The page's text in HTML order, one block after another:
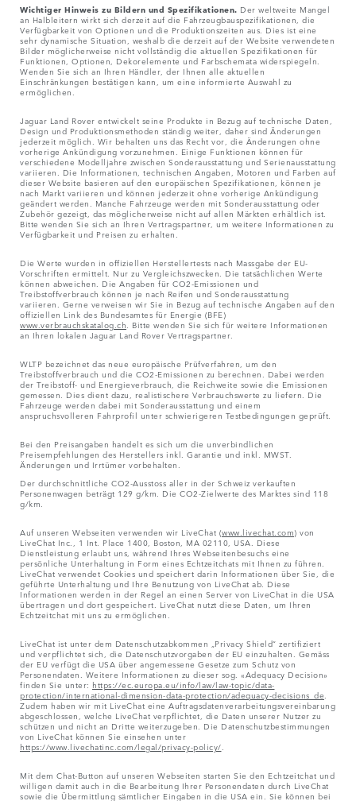
Wichtiger Hinweis zu Bildern und Spezifikationen. Der weltweite Mangel
an Halbleitern wirkt sich derzeit auf die Fahrzeugbauspezifikationen, die
Verfügbarkeit von Optionen und die Produktionszeiten aus. Dies ist eine
sehr dynamische Situation, weshalb die derzeit auf der Website verwendeten
Bilder möglicherweise nicht vollständig die aktuellen Spezifikationen für
Funktionen, Optionen, Dekorelemente und Farbschemata widerspiegeln.
Wenden Sie sich an Ihren Händler, der Ihnen alle aktuellen
Einschränkungen bestätigen kann, um eine informierte Auswahl zu
ermöglichen.
Jaguar Land Rover entwickelt seine Produkte in Bezug auf technische Daten,
Design und Produktionsmethoden ständig weiter, daher sind Änderungen
jederzeit möglich. Wir behalten uns das Recht vor, die Änderungen ohne
vorherige Ankündigung vorzunehmen. Einige Funktionen können für
verschiedene Modelljahre zwischen Sonderausstattung und Serienausstattung
variieren. Die Informationen, technischen Angaben, Motoren und Farben auf
dieser Website basieren auf den europäischen Spezifikationen, können je
nach Markt variieren und können jederzeit ohne vorherige Ankündigung
geändert werden. Manche Fahrzeuge werden mit Sonderausstattung oder
Zubehör gezeigt, das möglicherweise nicht auf allen Märkten erhältlich ist.
Bitte wenden Sie sich an Ihren Vertragspartner, um weitere Informationen zu
Verfügbarkeit und Preisen zu erhalten.
Die Werte wurden in offiziellen Herstellertests nach Massgabe der EU-
Vorschriften ermittelt. Nur zu Vergleichszwecken. Die tatsächlichen Werte
können abweichen. Die Angaben für CO2-Emissionen und
Treibstoffverbrauch können je nach Reifen und Sonderausstattung
variieren. Gerne verweisen wir Sie in Bezug auf technische Angaben auf den
offiziellen Link des Bundesamtes für Energie (BFE)
www.verbrauchskatalog.ch . Bitte wenden Sie sich für weitere Informationen
an Ihren lokalen Jaguar Land Rover Vertragspartner.
WLTP bezeichnet das neue europäische Prüfverfahren, um den
Treibstoffverbrauch und die CO2-Emissionen zu berechnen. Dabei werden
der Treibstoff- und Energieverbrauch, die Reichweite sowie die Emissionen
gemessen. Dies dient dazu, realistischere Verbrauchswerte zu liefern. Die
Fahrzeuge werden dabei mit Sonderausstattung und einem
anspruchsvolleren Fahrprofil unter schwierigeren Testbedingungen geprüft.
Bei den Preisangaben handelt es sich um die unverbindlichen
Preisempfehlungen des Herstellers inkl. Garantie und inkl. MWST.
Änderungen und Irrtümer vorbehalten.
Der durchschnittliche CO2-Ausstoss aller in der Schweiz verkauften
Personenwagen beträgt 129 g/km. Die CO2-Zielwerte des Marktes sind 118
g/km.
Auf unseren Webseiten verwenden wir LiveChat (www.livechat.com) von
LiveChat Inc., 1 Int. Place 1400, Boston, MA 02110, USA. Diese
Dienstleistung erlaubt uns, während Ihres Webseitenbesuchs eine
persönliche Unterhaltung in Form eines Echtzeitchats mit Ihnen zu führen.
LiveChat verwendet Cookies und speichert darin Informationen über Sie, die
geführte Unterhaltung und Ihre Benutzung von LiveChat ab. Diese
Informationen werden in der Regel an einen Server von LiveChat in die USA
übertragen und dort gespeichert. LiveChat nutzt diese Daten, um Ihren
Echtzeitchat mit uns zu ermöglichen.
LiveChat ist unter dem Datenschutzabkommen „Privacy Shield“ zertifiziert
und verpflichtet sich, die Datenschutzvorgaben der EU einzuhalten. Gemäss
der EU verfügt die USA über angemessene Gesetze zum Schutz von
Personendaten. Weitere Informationen zu dieser sog. «Adequacy Decision»
finden Sie unter: https://ec.europa.eu/info/law/law-topic/data-
protection/international-dimension-data-protection/adequacy-decisions_de
Zudem haben wir mit LiveChat eine Auftragsdatenverarbeitungsvereinbarung
abgeschlossen, welche LiveChat verpflichtet, die Daten unserer Nutzer zu
schützen und nicht an Dritte weiterzugeben. Die Datenschutzbestimmungen
von LiveChat können Sie einsehen unter
https://www.livechatinc.com/legal/privacy-policy/
Mit dem Chat-Button auf unseren Webseiten starten Sie den Echtzeitchat und
willigen damit auch in die Bearbeitung Ihrer Personendaten durch LiveChat
sowie die Übermittlung sämtlicher Eingaben in die USA ein. Sie können bei